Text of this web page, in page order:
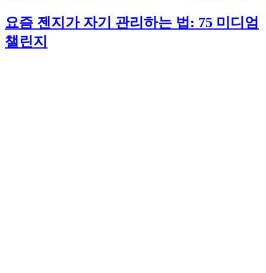
요즘 젠지가 자기 관리하는 법: 75 미디엄
챌린지